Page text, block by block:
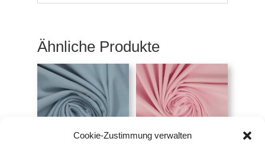
Cookie-Zustimmung verwalten
Ähnliche Produkte